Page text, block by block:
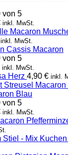
von 5
Preisspanne:
13,90 €
bis
69,90 €
inkl. MwSt.
inkl. MwSt.
Cassis Macaron
von 5
Preisspanne:
11,90 €
bis
69,90 €
inkl. MwSt.
Herz 4,90 € inkl.
Blau
von 5
Preisspanne:
12,50 €
bis
70,90 €
inkl. MwSt.